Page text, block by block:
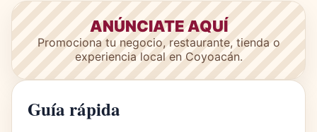
ANÚNCIATE AQUÍ
Promociona tu negocio, restaurante, tienda o
experiencia local en Coyoacán.
Guía rápida